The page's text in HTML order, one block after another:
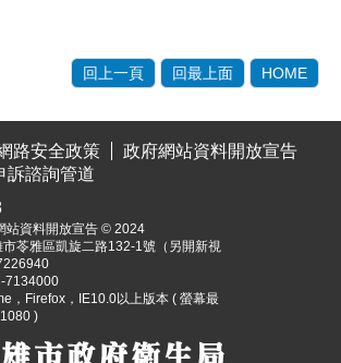
回上一頁 回最上面 HOME
路安全政策
政府網站資料開放宣告
訴諮詢管道
站資料開放宣告 © 2024
苓雅區凱旋二路132-1號（另開新視
7134000
，Firefox，IE10.0以上版本 ( 螢幕最
)